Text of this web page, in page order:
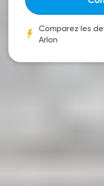
Comparez les
Arlon